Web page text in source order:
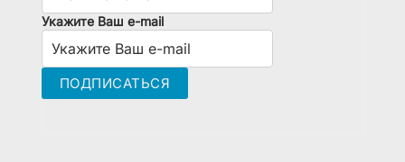
Укажите Ваш e-mail